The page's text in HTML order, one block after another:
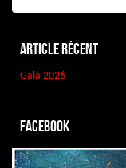
Article récent
Gala 2026
Facebook